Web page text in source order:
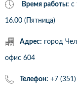
Время работы: с
16.00 (Пятница)
Адрес: город
офис 604
Телефон: +7